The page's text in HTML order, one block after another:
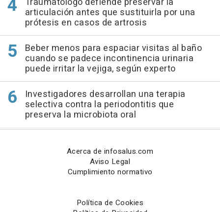
articulación antes que sustituirla por una
prótesis en casos de artrosis
Beber menos para espaciar visitas al baño
cuando se padece incontinencia urinaria
puede irritar la vejiga, según experto
Investigadores desarrollan una terapia
selectiva contra la periodontitis que
preserva la microbiota oral
Acerca de infosalus.com
Aviso Legal
Cumplimiento normativo
Política de Cookies